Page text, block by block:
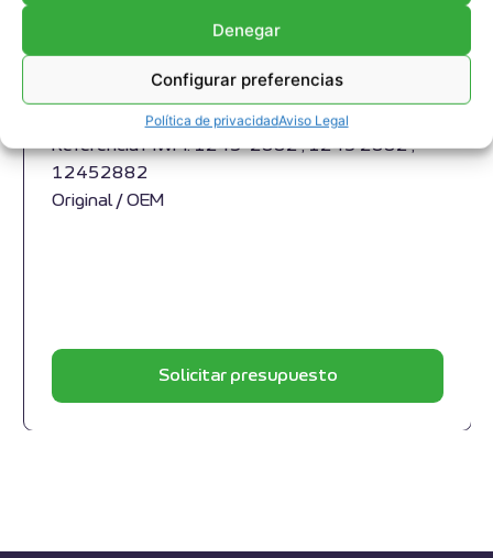
Denegar
Configurar preferencias
Política de privacidadAviso Legal
Compensador MWM RS-12452882
Compensador MWM RS-12452882
Apropiado para motores MWM y modelos varios
Referencia MWM: 1245-2882 , 1245 2882 ,
12452882
Original / OEM
Solicitar presupuesto